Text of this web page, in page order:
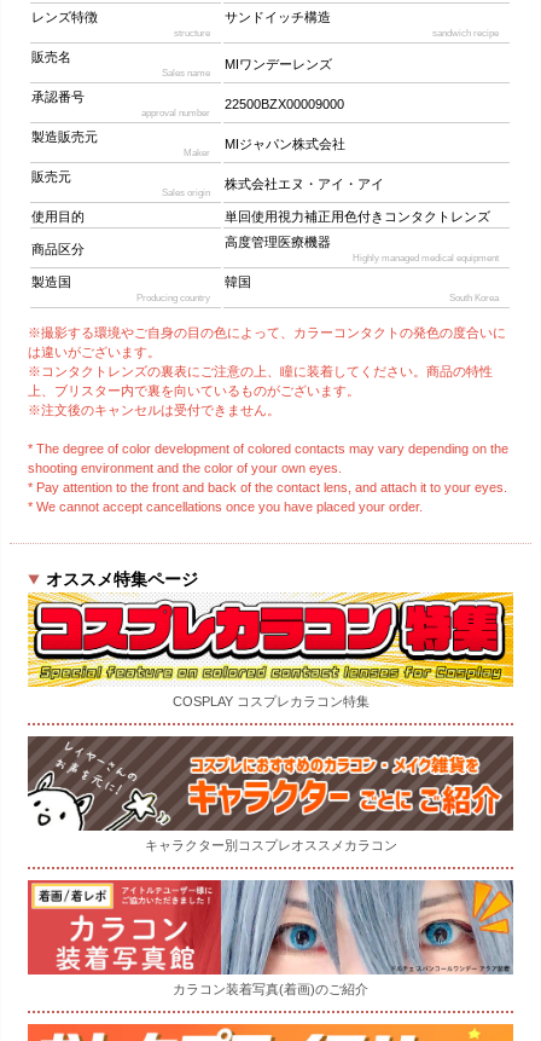
レンズ特徴
structure
サンドイッチ構造
sandwich recipe
販売名
Sales name
MIワンデーレンズ
承認番号
approval number
22500BZX00009000
製造販売元
Maker
MIジャパン株式会社
販売元
Sales origin
株式会社エヌ・アイ・アイ
使用目的 単回使用視力補正用色付きコンタクトレンズ
商品区分 高度管理医療機器
Highly managed medical equipment
製造国
Producing country
韓国
South Korea
※撮影する環境やご自身の目の色によって、カラーコンタクトの発色の度合いに
は違いがございます。
※コンタクトレンズの裏表にご注意の上、瞳に装着してください。商品の特性
上、ブリスター内で裏を向いているものがございます。
※注文後のキャンセルは受付できません。
* The degree of color development of colored contacts may vary depending on the
shooting environment and the color of your own eyes.
* Pay attention to the front and back of the contact lens, and attach it to your eyes.
* We cannot accept cancellations once you have placed your order.
オススメ特集ページ
COSPLAY コスプレカラコン特集
キャラクター別コスプレオススメカラコン
カラコン装着写真(着画)のご紹介